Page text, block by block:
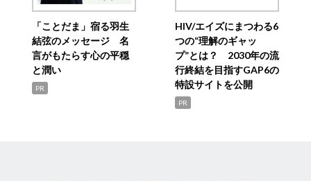
「ことだま」宿る羽生
結弦のメッセージ 名
言がもたらす心の平穏
と潤い
PR
HIV/エイズにまつわる6
つの“理解のギャッ
プ”とは？ 2030年の流
行終結を目指すGAP6の
特設サイトを公開
PR